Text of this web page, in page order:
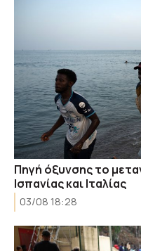
Πηγή όξυνσης το
Ισπανίας και Ιταλίας
03/08 18:28